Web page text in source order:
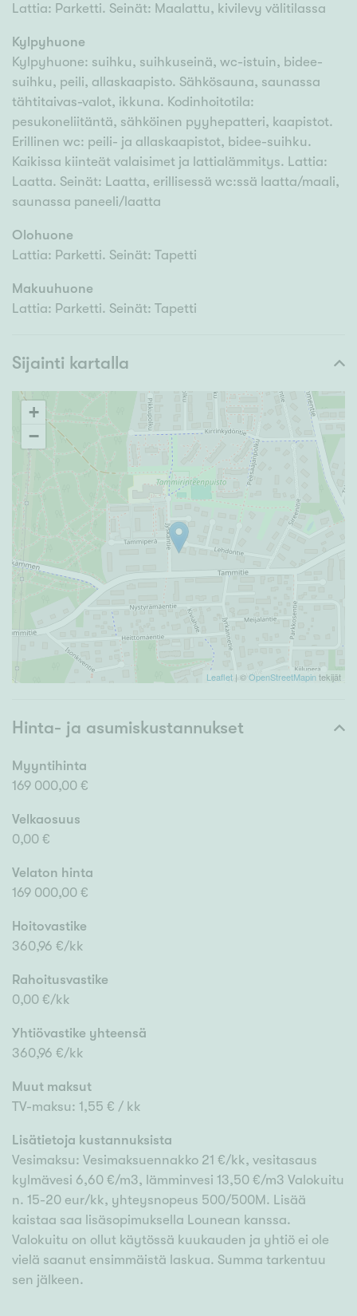
Lattia: Parketti. Seinät: Maalattu, kivilevy välitilassa
Kylpyhuone
Kylpyhuone: suihku, suihkuseinä, wc-istuin, bidee-
suihku, peili, allaskaapisto. Sähkösauna, saunassa
tähtitaivas-valot, ikkuna. Kodinhoitotila:
pesukoneliitäntä, sähköinen pyyhepatteri, kaapistot.
Erillinen wc: peili- ja allaskaapistot, bidee-suihku.
Kaikissa kiinteät valaisimet ja lattialämmitys. Lattia:
Laatta. Seinät: Laatta, erillisessä wc:ssä laatta/maali,
saunassa paneeli/laatta
Olohuone
Lattia: Parketti. Seinät: Tapetti
Makuuhuone
Lattia: Parketti. Seinät: Tapetti
Sijainti kartalla
+
−
Leaflet | ©OpenStreetMapintekijät
Hinta- ja asumiskustannukset
Myyntihinta
169 000,00 €
Velkaosuus
0,00 €
Velaton hinta
169 000,00 €
Hoitovastike
360,96 €/kk
Rahoitusvastike
0,00 €/kk
Yhtiövastike yhteensä
360,96 €/kk
Muut maksut
TV-maksu: 1,55 € / kk
Lisätietoja kustannuksista
Vesimaksu: Vesimaksuennakko 21 €/kk, vesitasaus
kylmävesi 6,60 €/m3, lämminvesi 13,50 €/m3 Valokuitu
n. 15-20 eur/kk, yhteysnopeus 500/500M. Lisää
kaistaa saa lisäsopimuksella Lounean kanssa.
Valokuitu on ollut käytössä kuukauden ja yhtiö ei ole
vielä saanut ensimmäistä laskua. Summa tarkentuu
sen jälkeen.